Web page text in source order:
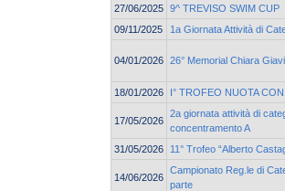
27/06/2025 9^ TREVISO SWIM CUP
09/11/2025
1a Giornata Attività di
04/01/2026 26° Memorial Chiara
18/01/2026 I° TROFEO NUOTA
17/05/2026
2a giornata attività di
concentramento A
31/05/2026
11° Trofeo “Alberto
14/06/2026
Campionato Reg.le di
parte